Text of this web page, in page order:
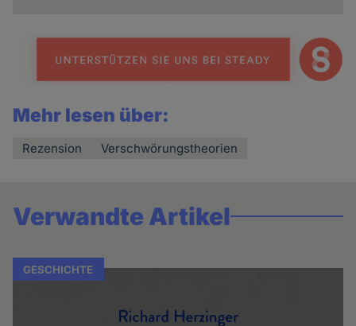
Mehr lesen über:
Rezension Verschwörungstheorien
Verwandte Artikel
GESCHICHTE